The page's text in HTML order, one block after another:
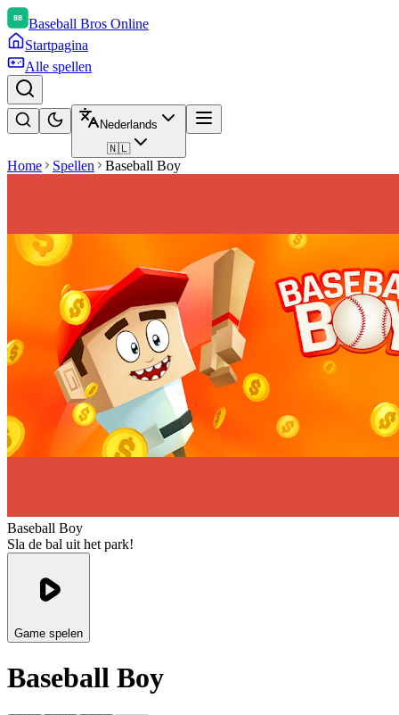
Baseball Bros Online
Startpagina
Alle spellen
Nederlands
🇳🇱
Home Spellen Baseball Boy
Baseball Boy
Sla de bal uit het park!
Game spelen
Baseball Boy